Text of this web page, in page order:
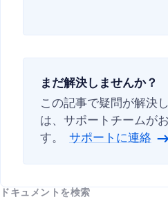
まだ解決しませんか？
この記事で疑問が解決
は、サポートチームが
す。
サポートに連絡
ドキュメントを検索